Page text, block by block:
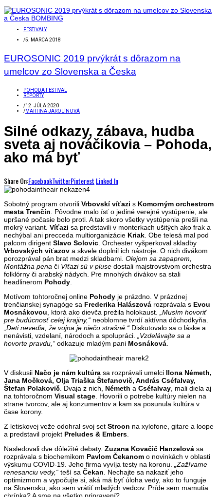
FESTIVALY
/5. MARCA 2018
EUROSONIC 2019 prvýkrát s dôrazom na
umelcov zo Slovenska a Česka
POHODA FESTIVAL
REPORTY
/12. JÚLA 2020
/MARTINA JAROLÍNOVÁ
Silné odkazy, zábava, hudba
sveta aj nováčikovia – Pohoda,
ako má byť
Share On:FacebookTwitterPinterest Linked In
Sobotný program otvorili Vrbovskí víťazi s Komorným orchestrom
mesta Trenčín . Pôvodne malo ísť o jediné verejné vystúpenie, ale
upršané počasie bolo proti. A tak skoro všetky vystúpenia prešli na
mokrý variant. Víťazi sa predstavili v monterkach ušitých ako frak a
nechýbal ani precceda multiorganizácie Kriak . Obe telesá mal pod
palcom dirigent Slavo Solovic . Orchester vyšperkoval skladby
Vrbovských víťazov a skvele doplnil ich nástroje. O nich divákom
porozprával pán brat medzi skladbami. Olejom sa zapaprem,
Montážna pena či Víťazi sú v pluse dostali majstrovstvom orchestra
folklórny či arabský nádych. Pre mnohých divákov sa stali
headlinerom Pohody
Motívom tohtoročnej online Pohody je prázdno. V prázdnej
trenčianskej synagóge sa Frederika Halászová rozprávala s Evou
Mosnákovou , ktorá ako dievča prežila holokaust.
„Musím hovoriť
pre budúcnosť celej krajiny,“ neoblomne tvrdí aktívna dôchodkyňa.
„Deti nevedia, že vojna je niečo strašné.“ Diskutovalo sa o láske a
nenávisti, vzdelaní, národoch a spolupráci.
„Vzdelávajte sa a
hovorte pravdu,“ odkazuje mladým pani Mosnáková
V diskusii Načo je nám kultúra sa rozprávali umelci Ilona Németh,
Jana Močková, Olja Triaška Štefanovič, András Cséfalvay,
Štefan Polakovič . Dvaja z nich, Németh a Cséfalvay , mali diela aj
na tohtoročnom Visual stage . Hovorili o potrebe kultúry nielen na
strane tvorcov, ale aj konzumentov a kam sa posunula kultúra v
čase korony.
Z letiskovej veže odohral svoj set Stroon na xylofone, gitare a loope
a predstavil projekt Preludes & Embers
Nasledovali dve dôležité debaty. Zuzana Kovačič Hanzelová sa
rozprávala s biochemikom Pavlom Čekanom o novinkách v oblasti
výskumu COVID-19. Jeho firma vyvíja testy na koronu.
„Zažívame
renesanciu vedy,“ teší sa Čekan . Nechajte sa nakaziť jeho
optimizmom a vypočujte si, aká má byť úloha vedy, ako to funguje
na Slovensku, ako sem vrátiť mladých vedcov. Príde sem mamutia